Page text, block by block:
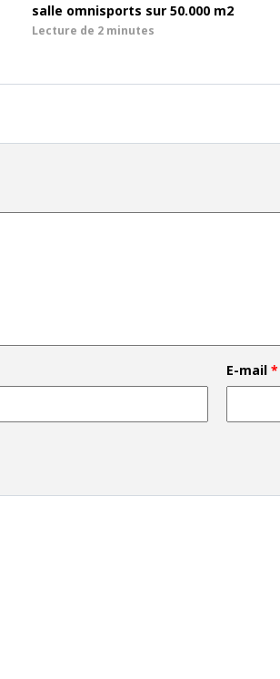
salle omnisports sur 50.000 m2
Lecture de 2 minutes
E-mail*